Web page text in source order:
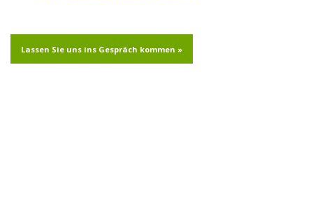
Lassen Sie uns ins Gespräch kommen »